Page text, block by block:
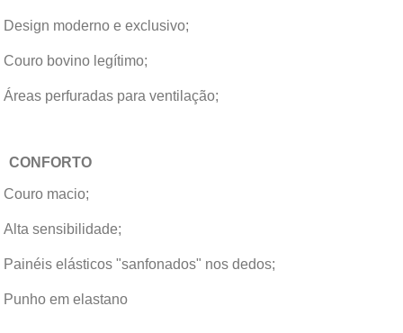
Design moderno e exclusivo;
Couro bovino legítimo;
Áreas perfuradas para ventilação;
CONFORTO
Couro macio;
Alta sensibilidade;
Painéis elásticos "sanfonados" nos dedos;
Punho em elastano